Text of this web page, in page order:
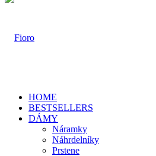
HOME
BESTSELLERS
DÁMY
Náramky
Náhrdelníky
Prstene